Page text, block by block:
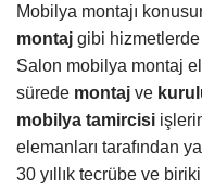
Mobilya montajı
montaj gibi
Salon mobilya montaj
sürede montaj ve
mobilya tamircisi
elemanları tarafından
30 yıllık tecrübe ve